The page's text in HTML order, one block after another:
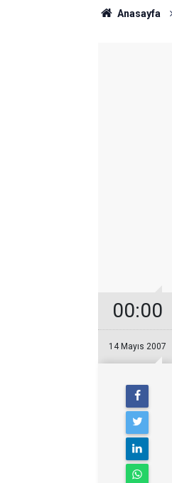
Anasayfa
00:00
14 Mayıs 2007